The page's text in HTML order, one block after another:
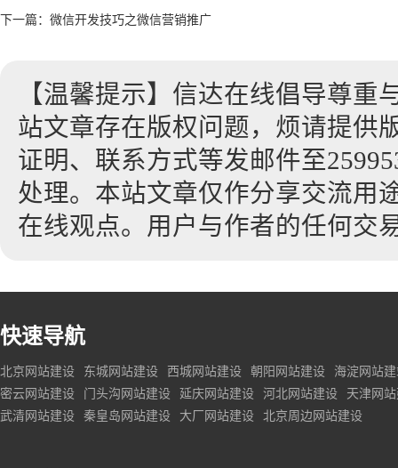
下一篇： 微信开发技巧之微信营销推广
【温馨提示】信达在线倡导尊重
站文章存在版权问题，烦请提供
证明、联系方式等发邮件至
处理。本站文章仅作分享交流用
在线观点。用户与作者的任何交
快速导航
北京网站建设 东城网站建设 西城网站建设 朝阳网站建设
海淀网站
密云网站建设
门头沟网站建设 延庆网站建设 河北网站建设
天津网
武清网站建设
秦皇岛网站建设 大厂网站建设 北京周边网站建设